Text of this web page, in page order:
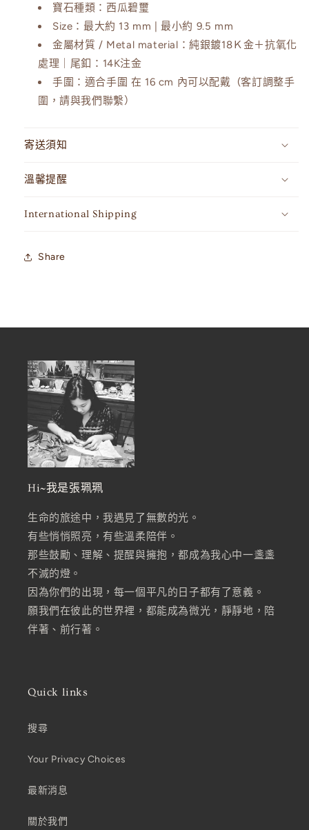
寶石種類：西瓜碧璽
Size： 最大約 13 mm | 最小約 9.5 mm
金屬材質 / Metal material：純銀鍍18Ｋ金＋抗氧化
處理｜尾釦：14K注金
手圍： 適合手圍 在 16 cm 內可以配戴 (客訂調整手
圍，請與我們聯繫）
寄送須知
溫馨提醒
International Shipping
Share
Hi~我是張珮珮
生命的旅途中，我遇見了無數的光。
有些悄悄照亮，有些溫柔陪伴。
那些鼓勵、理解、提醒與擁抱，都成為我心中一盞盞
不滅的燈。
因為你們的出現，每一個平凡的日子都有了意義。
願我們在彼此的世界裡，都能成為微光，靜靜地，陪
伴著、前行著。
Quick links
搜尋
Your Privacy Choices
最新消息
關於我們